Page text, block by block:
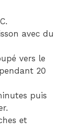
avec du
vers le
20
puis
et